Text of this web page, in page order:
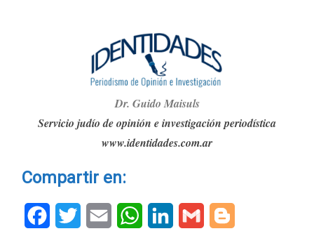
Dr. Guido Maisuls
Servicio judío de opinión e investigación periodística
www.identidades.com.ar
Compartir en:
FacebookTwitter Email WhatsAppLinkedInGmail